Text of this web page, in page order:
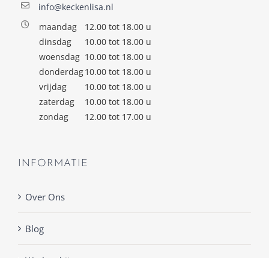
info@keckenlisa.nl
maandag
12.00 tot 18.00 u
dinsdag
10.00 tot 18.00 u
woensdag 10.00 tot 18.00 u
donderdag10.00 tot 18.00 u
vrijdag
10.00 tot 18.00 u
zaterdag
10.00 tot 18.00 u
zondag
12.00 tot 17.00 u
INFORMATIE
Over Ons
Blog